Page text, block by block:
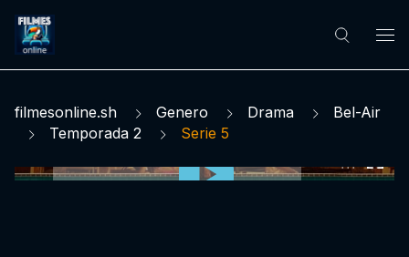
filmesonline.sh Genero Drama
Bel-Air
Temporada 2
Serie 5